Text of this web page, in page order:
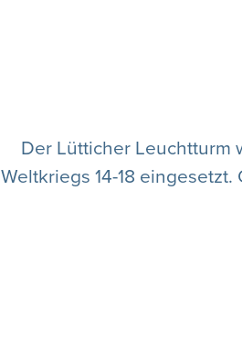
Der Lütticher Leuchtturm
Weltkriegs 14-18